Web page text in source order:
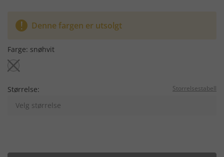
Denne fargen er utsolgt
Farge: snøhvit
Størrelse: Storrelsestabell
Velg størrelse